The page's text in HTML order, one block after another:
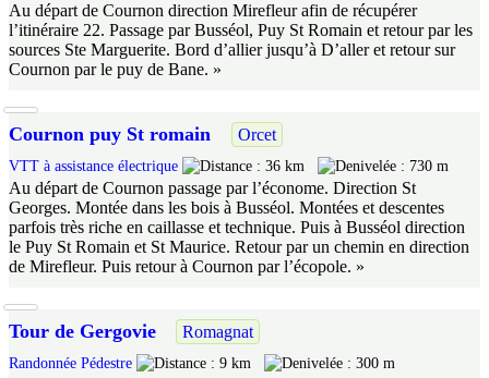
Au départ de Cournon direction Mirefleur afin de récupérer
l’itinéraire 22. Passage par Busséol, Puy St Romain et retour par les
sources Ste Marguerite. Bord d’allier jusqu’à D’aller et retour sur
Cournon par le puy de Bane. »
Cournon puy St romain Orcet
VTT à assistance électrique 36 km 730 m
Au départ de Cournon passage par l’économe. Direction St
Georges. Montée dans les bois à Busséol. Montées et descentes
parfois très riche en caillasse et technique. Puis à Busséol direction
le Puy St Romain et St Maurice. Retour par un chemin en direction
de Mirefleur. Puis retour à Cournon par l’écopole. »
Tour de Gergovie Romagnat
Randonnée Pédestre 9 km 300 m